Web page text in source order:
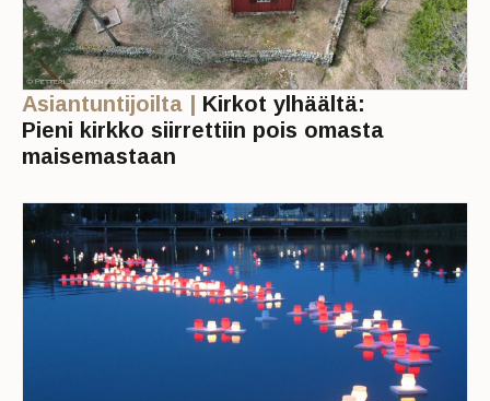
Asiantuntijoilta | Kirkot ylhäältä:
Pieni kirkko siirrettiin pois omasta
maisemastaan